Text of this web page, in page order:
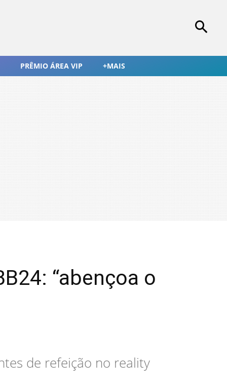
PRÊMIO ÁREA VIP +MAIS
“abençoa o
de refeição no reality